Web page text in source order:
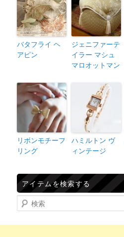
バタフライ ヘ
アピン
ジェニファーテ
イラー マシュ
マロオットマン
リボンモチーフ
リング
ハミルトン ヴ
ィンテージ
アイテムを検索する
検索